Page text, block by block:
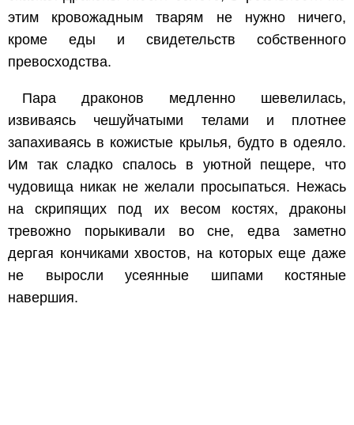
этим кровожадным тварям не нужно ничего,
кроме еды и свидетельств собственного
превосходства.
Пара драконов медленно шевелилась,
извиваясь чешуйчатыми телами и плотнее
запахиваясь в кожистые крылья, будто в одеяло.
Им так сладко спалось в уютной пещере, что
чудовища никак не желали просыпаться. Нежась
на скрипящих под их весом костях, драконы
тревожно порыкивали во сне, едва заметно
дергая кончиками хвостов, на которых еще даже
не выросли усеянные шипами костяные
навершия.